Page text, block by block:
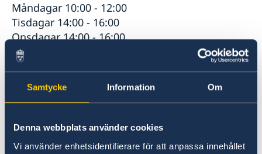
Samtycke Information Om
Denna webbplats använder cookies
Vi använder enhetsidentifierare för att anpassa innehållet
Måndagar 10:00 - 12:00
Tisdagar 14:00 - 16:00
Onsdagar 14:00 - 16:00
Torsdagar 10:00 - 12:00
Fredagar 10:00 - 12:00
Det går även bra att mejla oss på
Senast uppdaterad 28 juni 2024, 15.39